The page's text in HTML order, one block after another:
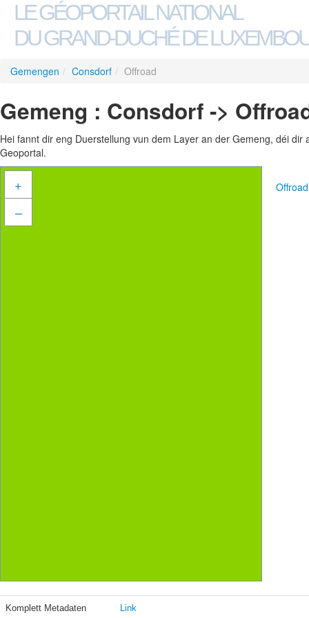
LE GÉOPORTAIL NATIONAL
DU GRAND-DUCHÉ DE
Gemengen / Consdorf / Offroad
Gemeng : Consdorf ->
Hei fannt dir eng Duerstellung vun dem Layer an der Gemeng, déi
Geoportal.
+
–
Komplett Metadaten Link